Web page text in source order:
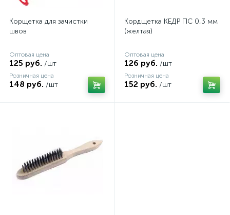
Корщетка для зачистки
швов
Оптовая цена
125 руб. /шт
Розничная цена
148 руб. /шт
Кордщетка КЕДР ПС 0,3 мм
(желтая)
Оптовая цена
126 руб. /шт
Розничная цена
152 руб. /шт